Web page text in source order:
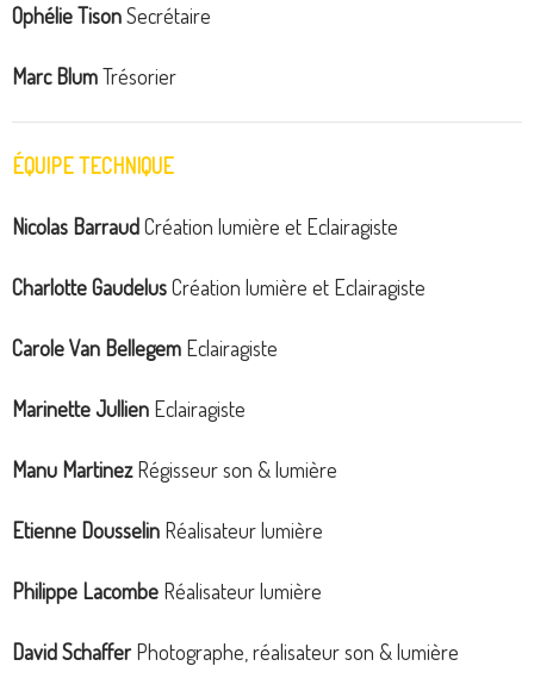
Ophélie TisonSecrétaire
Marc BlumTrésorier
ÉQUIPE TECHNIQUE
Nicolas BarraudCréation lumière et Eclairagiste
Charlotte GaudelusCréation lumière et Eclairagiste
Carole Van Bellegem Eclairagiste
Marinette Jullien Eclairagiste
Manu MartinezRégisseur son & lumière
Etienne Dousselin Réalisateur lumière
Philippe Lacombe Réalisateur lumière
David Schaffer Photographe, réalisateur son & lumière